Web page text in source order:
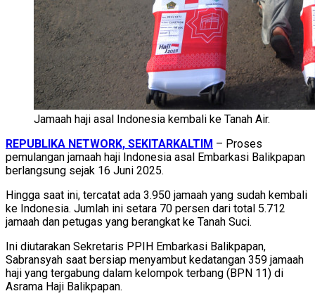
Jamaah haji asal Indonesia kembali ke Tanah Air.
REPUBLIKA NETWORK, SEKITARKALTIM – Proses
pemulangan jamaah haji Indonesia asal Embarkasi Balikpapan
berlangsung sejak 16 Juni 2025.
Hingga saat ini, tercatat ada 3.950 jamaah yang sudah kembali
ke Indonesia. Jumlah ini setara 70 persen dari total 5.712
jamaah dan petugas yang berangkat ke Tanah Suci.
Ini diutarakan Sekretaris PPIH Embarkasi Balikpapan,
Sabransyah saat bersiap menyambut kedatangan 359 jamaah
haji yang tergabung dalam kelompok terbang (BPN 11) di
Asrama Haji Balikpapan.